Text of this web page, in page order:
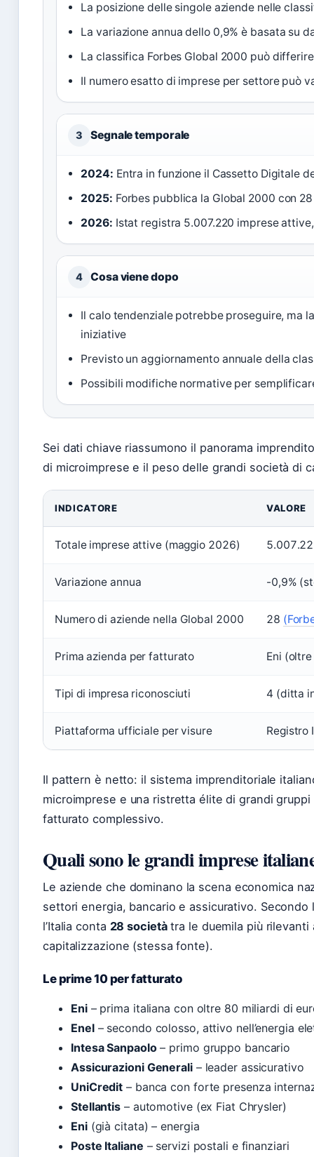
La posizione delle singole aziende nelle
La variazione annua dello 0,9% è basata su
La classifica Forbes Global 2000 può
Il numero esatto di imprese per settore può
3 Segnale temporale
2024: Entra in funzione il Cassetto Digitale
2025: Forbes pubblica la Global 2000 con
2026: Istat registra 5.007.220 imprese
4 Cosa viene dopo
Il calo tendenziale potrebbe proseguire, ma
iniziative
Previsto un aggiornamento annuale della
Possibili modifiche normative per
Sei dati chiave riassumono il panorama
di microimprese e il peso delle grandi società di
INDICATORE VALORE
Totale imprese attive (maggio 2026)
Variazione annua -0,9%
Numero di aziende nella Global 2000 28
Prima azienda per fatturato Eni
Tipi di impresa riconosciuti 4 (ditta
Piattaforma ufficiale per visure Registro
Il pattern è netto: il sistema imprenditoriale
microimprese e una ristretta élite di grandi
fatturato complessivo.
Quali sono le grandi imprese
Le aziende che dominano la scena economica
settori energia, bancario e assicurativo.
l’Italia conta 28 societàtra le duemila più
capitalizzazione (stessa fonte).
Le prime 10 per fatturato
Eni– prima italiana con oltre 80 miliardi di
Enel– secondo colosso, attivo nell’energia
Intesa Sanpaolo– primo gruppo bancario
Assicurazioni Generali– leader assicurativo
UniCredit – banca con forte presenza
Stellantis – automotive (ex Fiat Chrysler)
Eni(già citata) – energia
Poste Italiane – servizi postali e finanziari